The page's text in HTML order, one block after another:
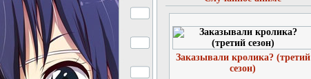
Заказывали кролика? (третий
сезон)